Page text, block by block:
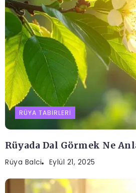
RÜYA TABIRLERI
Rüyada Dal Görmek Ne
Rüya Balci Eylül 21, 2025